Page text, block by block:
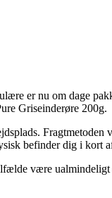
er nu om dage
Griseinderøre 200g.
befinder dig i kort
være